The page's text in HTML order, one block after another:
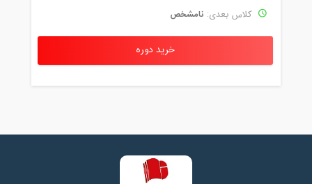
کلاس بعدی: نامشخص
خرید دوره